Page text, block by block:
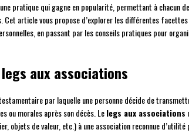
pratique qui gagne en popularité, permettant à chacun
Cet article vous propose d’explorer les différentes
en passant par les conseils pratiques pour
aux associations
par laquelle une personne décide de
ou morales après son décès. Lelegs aux associations
objets de valeur, etc.) à une association reconnue d’utilité